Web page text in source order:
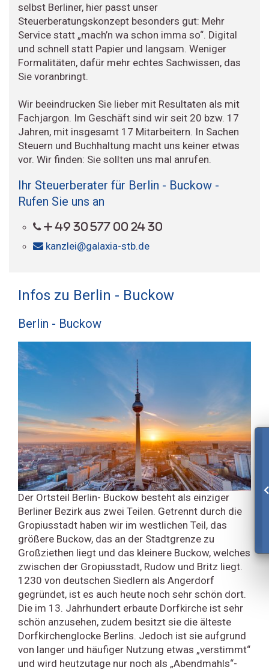
selbst Berliner, hier passt unser
Steuerberatungskonzept besonders gut: Mehr
Service statt „mach’n wa schon imma so“. Digital
und schnell statt Papier und langsam. Weniger
Formalitäten, dafür mehr echtes Sachwissen, das
Sie voranbringt.
Wir beeindrucken Sie lieber mit Resultaten als mit
Fachjargon. Im Geschäft sind wir seit 20 bzw. 17
Jahren, mit insgesamt 17 Mitarbeitern. In Sachen
Steuern und Buchhaltung macht uns keiner etwas
vor. Wir finden: Sie sollten uns mal anrufen.
Ihr Steuerberater für Berlin - Buckow -
Rufen Sie uns an
+ 49 30 577 00 24 30
kanzlei@galaxia-stb.de
Infos zu Berlin - Buckow
Berlin - Buckow
Der Ortsteil Berlin- Buckow besteht als einziger
Berliner Bezirk aus zwei Teilen. Getrennt durch die
Gropiusstadt haben wir im westlichen Teil, das
größere Buckow, das an der Stadtgrenze zu
Großziethen liegt und das kleinere Buckow, welches
zwischen der Gropiusstadt, Rudow und Britz liegt.
1230 von deutschen Siedlern als Angerdorf
gegründet, ist es auch heute noch sehr schön dort.
Die im 13. Jahrhundert erbaute Dorfkirche ist sehr
schön anzusehen, zudem besitzt sie die älteste
Dorfkirchenglocke Berlins. Jedoch ist sie aufgrund
von langer und häufiger Nutzung etwas „verstimmt“
und wird heutzutage nur noch als „Abendmahls“-